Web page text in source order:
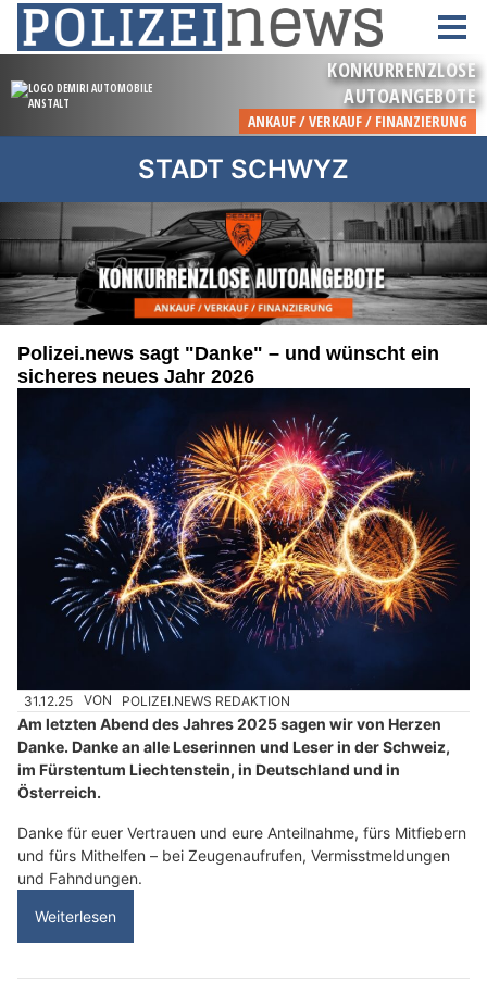
STADT SCHWYZ
Polizei.news sagt "Danke" – und wünscht ein
sicheres neues Jahr 2026
31.12.25 VON POLIZEI.NEWS REDAKTION
Am letzten Abend des Jahres 2025 sagen wir von Herzen
Danke. Danke an alle Leserinnen und Leser in der Schweiz,
im Fürstentum Liechtenstein, in Deutschland und in
Österreich.
Danke für euer Vertrauen und eure Anteilnahme, fürs Mitfiebern
und fürs Mithelfen – bei Zeugenaufrufen, Vermisstmeldungen
und Fahndungen.
Weiterlesen